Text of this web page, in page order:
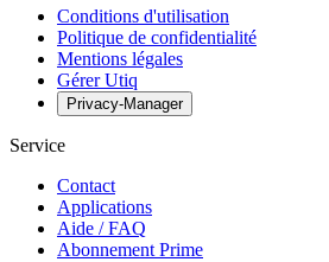
Conditions d'utilisation
Politique de confidentialité
Mentions légales
Gérer Utiq
Privacy-Manager
Service
Contact
Applications
Aide / FAQ
Abonnement Prime